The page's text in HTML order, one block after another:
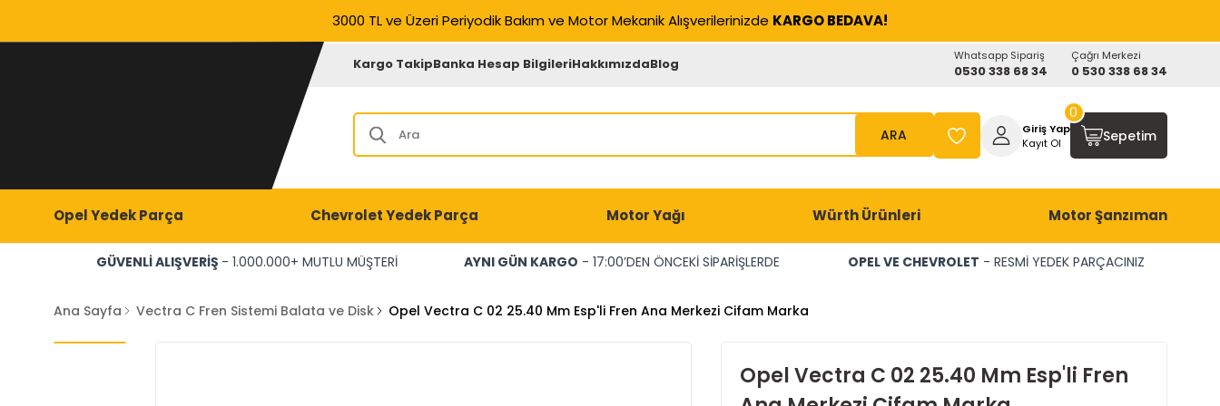
3000 TL ve Üzeri Periyodik Bakım ve Motor Mekanik Alışverilerinizde KARGO BEDAVA!
Kargo TakipBanka Hesap BilgileriHakkımızdaBlog Whatsapp Sipariş
0530 338 68 34
Çağrı Merkezi
0 530 338 68 34
ARA
Giriş Yap
Kayıt Ol
Sepetim
0
Opel Yedek Parça Chevrolet Yedek Parça Motor Yağı Würth Ürünleri Motor Şanzıman
GÜVENLİ ALIŞVERİŞ - 1.000.000+ MUTLU MÜŞTERİ AYNI GÜN KARGO - 17:00’DEN ÖNCEKİ SİPARİŞLERDE OPEL VE CHEVROLET - RESMİ YEDEK PARÇACINIZ
Ana Sayfa Vectra C Fren Sistemi Balata ve Disk Opel Vectra C 02 25.40 Mm Esp'li Fren Ana Merkezi Cifam Marka
Opel Vectra C 02 25.40 Mm Esp'li Fren